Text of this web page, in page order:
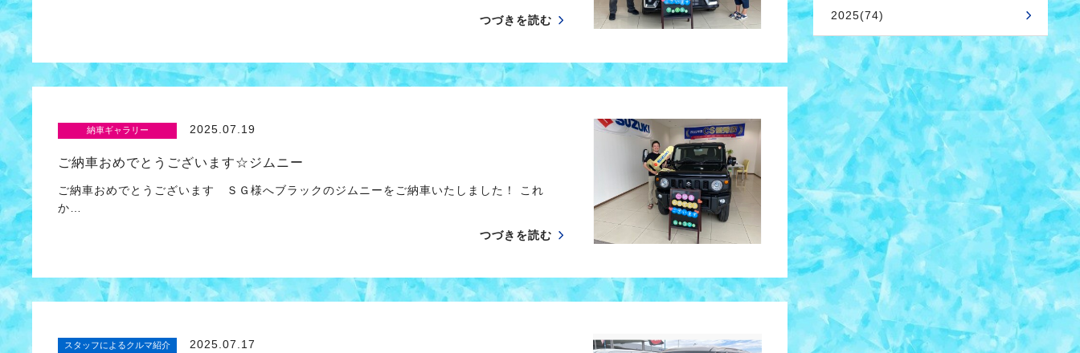
つづきを読む
納車ギャラリー 2025.07.19
ご納車おめでとうございます☆ジムニー
ご納車おめでとうございます ＳＧ様へブラックのジムニーをご納車いたしました！ これ
か…
つづきを読む
スタッフによるクルマ紹介 2025.07.17
2025(74)